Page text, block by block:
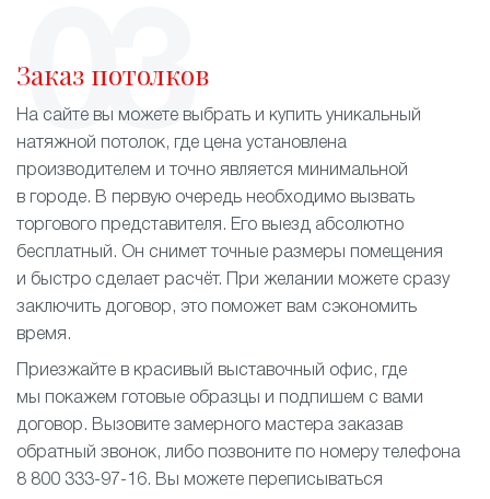
Заказ потолков
На сайте вы можете выбрать и купить уникальный
натяжной потолок, где цена установлена
производителем и точно является минимальной
в городе. В первую очередь необходимо вызвать
торгового представителя. Его выезд абсолютно
бесплатный. Он снимет точные размеры помещения
и быстро сделает расчёт. При желании можете сразу
заключить договор, это поможет вам сэкономить
время.
Приезжайте в красивый выставочный офис, где
мы покажем готовые образцы и подпишем с вами
договор. Вызовите замерного мастера заказав
обратный звонок, либо позвоните по номеру телефона
8 800 333-97-16. Вы можете переписываться